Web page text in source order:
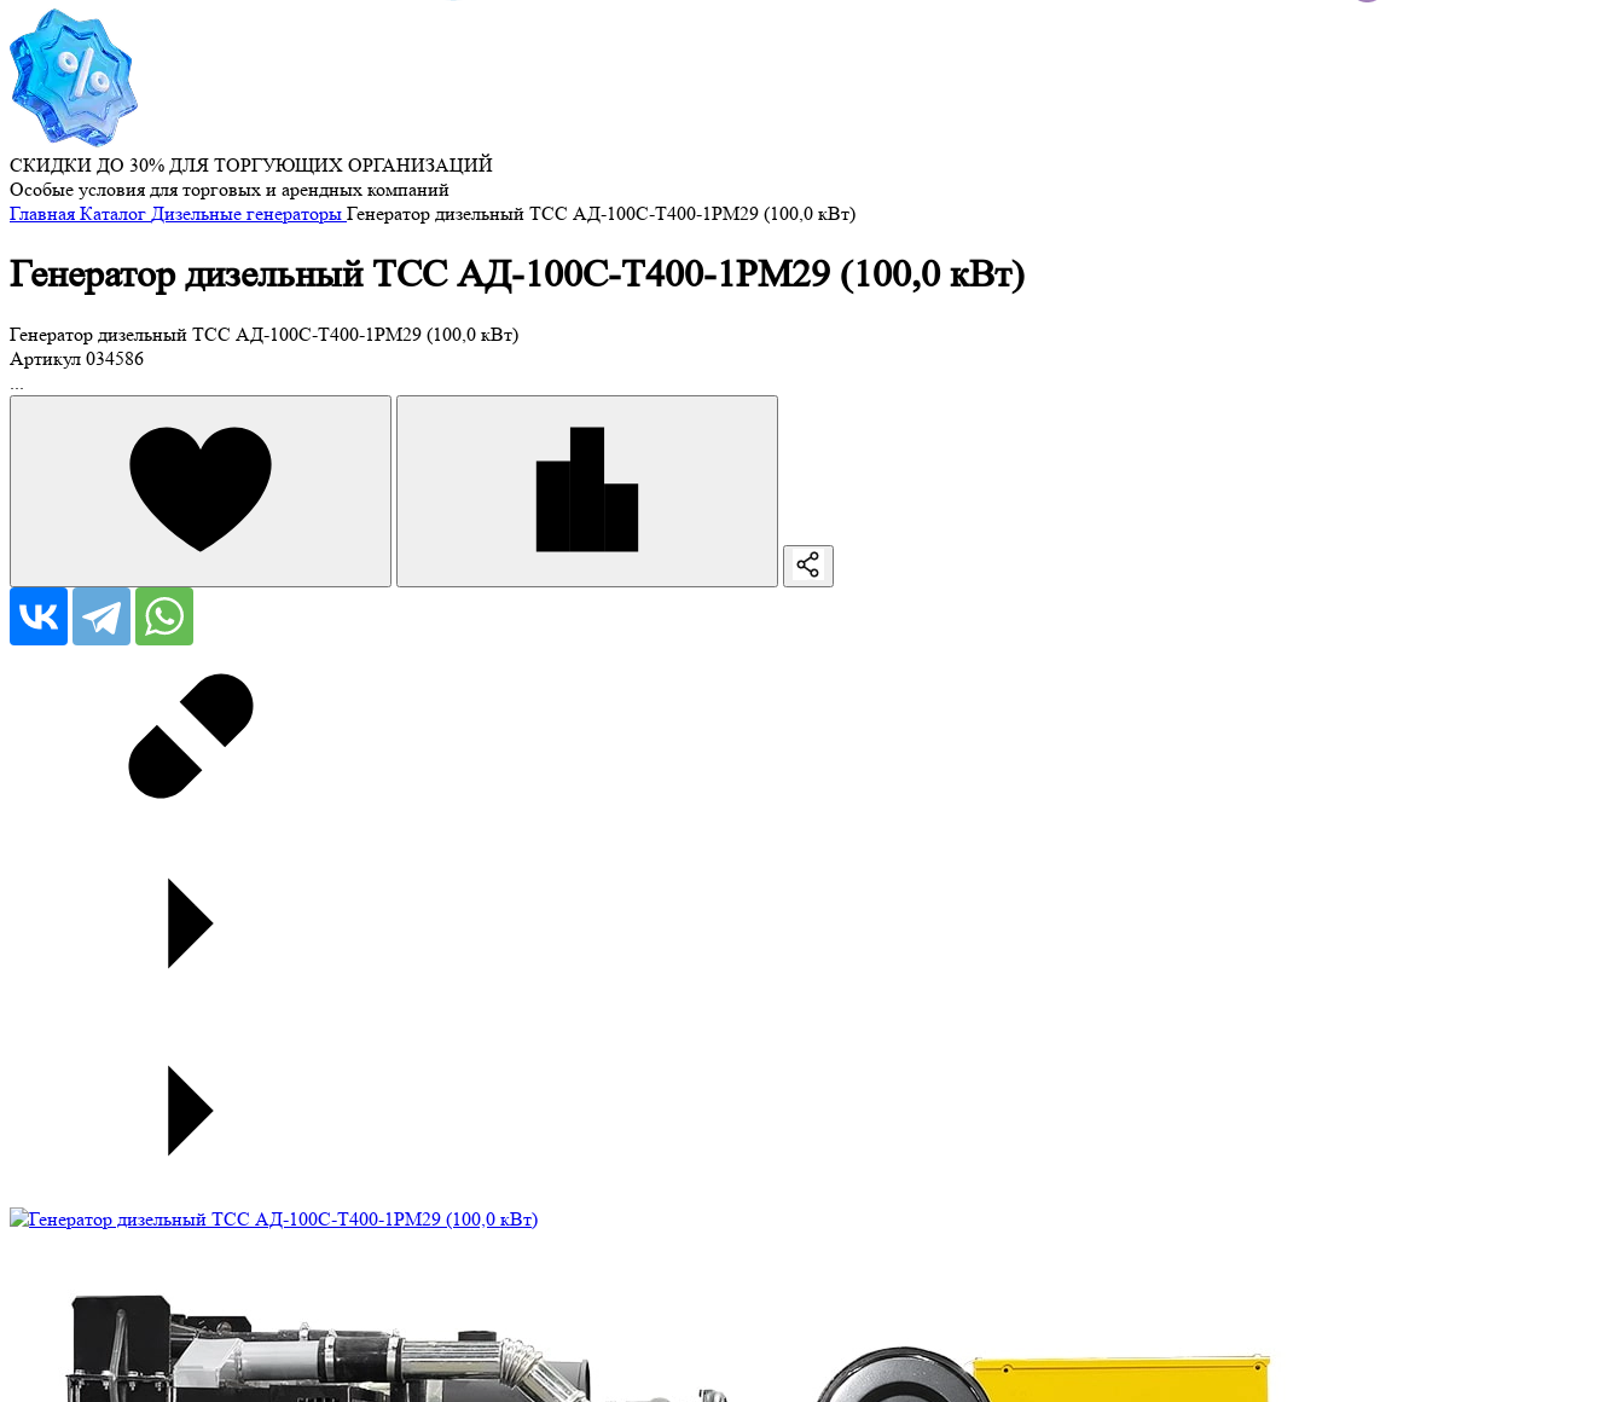
СКИДКИ ДО 30% ДЛЯ ТОРГУЮЩИХ ОРГАНИЗАЦИЙ
Особые условия для торговых и арендных компаний
Главная Каталог Дизельные генераторы Генератор дизельный ТСС АД-100С-Т400-1РМ29 (100,0 кВт)
Генератор дизельный ТСС АД-100С-Т400-1РМ29 (100,0 кВт)
Генератор дизельный ТСС АД-100С-Т400-1РМ29 (100,0 кВт)
Артикул 034586
...